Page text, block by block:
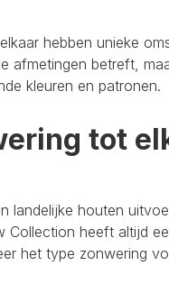
hebben unieke
afmetingen betreft,
kleuren en patronen.
tot
landelijke houten
Collection heeft altijd
het type zonwering